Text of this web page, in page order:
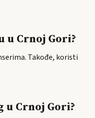
u Crnoj Gori?
Takođe, koristi
u Crnoj Gori?